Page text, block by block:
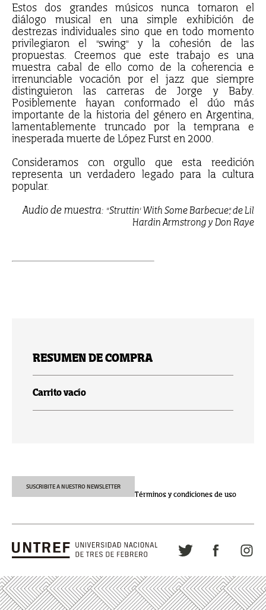
Estos dos grandes músicos nunca tornaron el
diálogo musical en una simple exhibición de
destrezas individuales sino que en todo momento
privilegiaron el "swing" y la cohesión de las
propuestas. Creemos que este trabajo es una
muestra cabal de ello como de la coherencia e
irrenunciable vocación por el jazz que siempre
distinguieron las carreras de Jorge y Baby.
Posiblemente hayan conformado el dúo más
importante de la historia del género en Argentina,
lamentablemente truncado por la temprana e
inesperada muerte de López Furst en 2000.
Consideramos con orgullo que esta reedición
representa un verdadero legado para la cultura
popular.
Audio de muestra: "Struttin' With Some Barbecue", de Lil
Hardin Armstrong y Don Raye
RESUMEN DE COMPRA
Carrito vacío
SUSCRIBITE A NUESTRO NEWSLETTER
Términos y condiciones de uso